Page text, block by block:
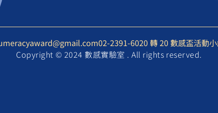
02-2391-6020 轉 20 數感盃活動
Copyright © 2024 數感實驗室 . All rights reserved.